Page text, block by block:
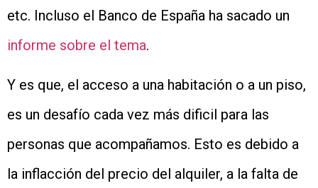
etc. Incluso el Banco de España ha sacado un
informe sobre el tema.
Y es que, el acceso a una habitación o a un piso,
es un desafío cada vez más dificil para las
personas que acompañamos. Esto es debido a
la inflacción del precio del alquiler, a la falta de